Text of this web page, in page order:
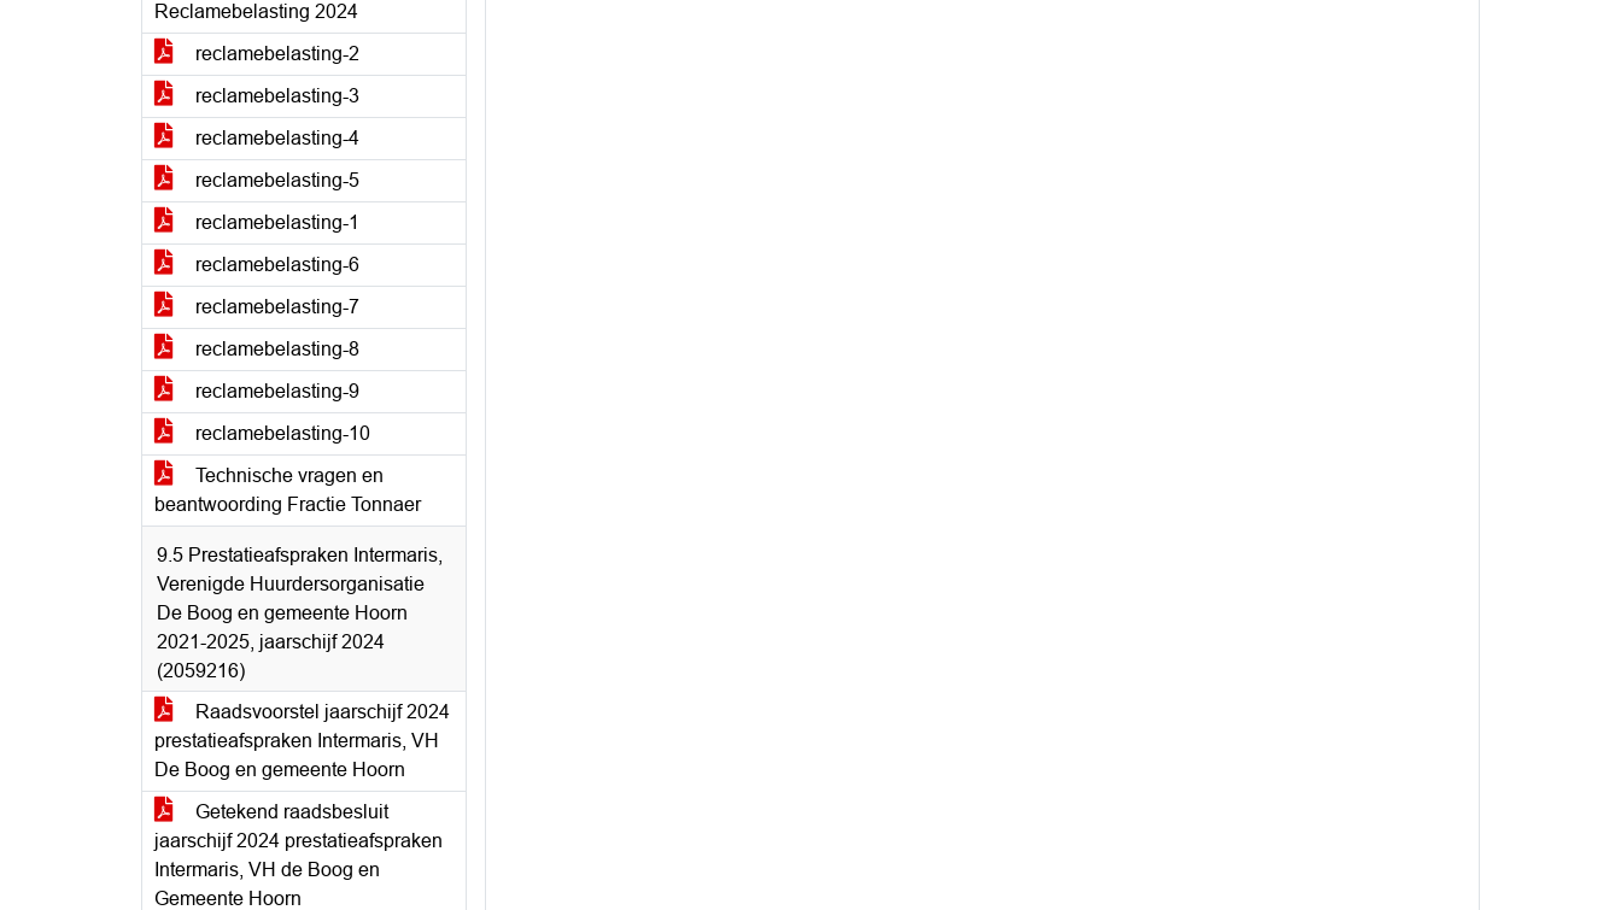
Reclamebelasting 2024
reclamebelasting-2
reclamebelasting-3
reclamebelasting-4
reclamebelasting-5
reclamebelasting-1
reclamebelasting-6
reclamebelasting-7
reclamebelasting-8
reclamebelasting-9
reclamebelasting-10
Technische vragen en
beantwoording Fractie Tonnaer
9.5 Prestatieafspraken Intermaris,
Verenigde Huurdersorganisatie
De Boog en gemeente Hoorn
2021-2025, jaarschijf 2024
(2059216)
Raadsvoorstel jaarschijf 2024
prestatieafspraken Intermaris, VH
De Boog en gemeente Hoorn
Getekend raadsbesluit
jaarschijf 2024 prestatieafspraken
Intermaris, VH de Boog en
Gemeente Hoorn